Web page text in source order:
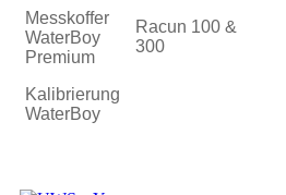
Messkoffer
WaterBoy
Premium
Kalibrierung
WaterBoy
Racun 100 &
300